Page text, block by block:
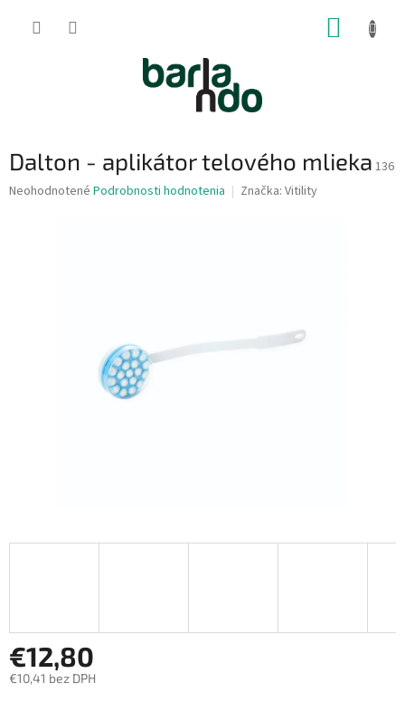
Dalton - aplikátor telového mlieka 136
Priemerné
Neohodnotené Podrobnosti hodnotenia Značka: Vitility
€12,80
€10,41 bez DPH